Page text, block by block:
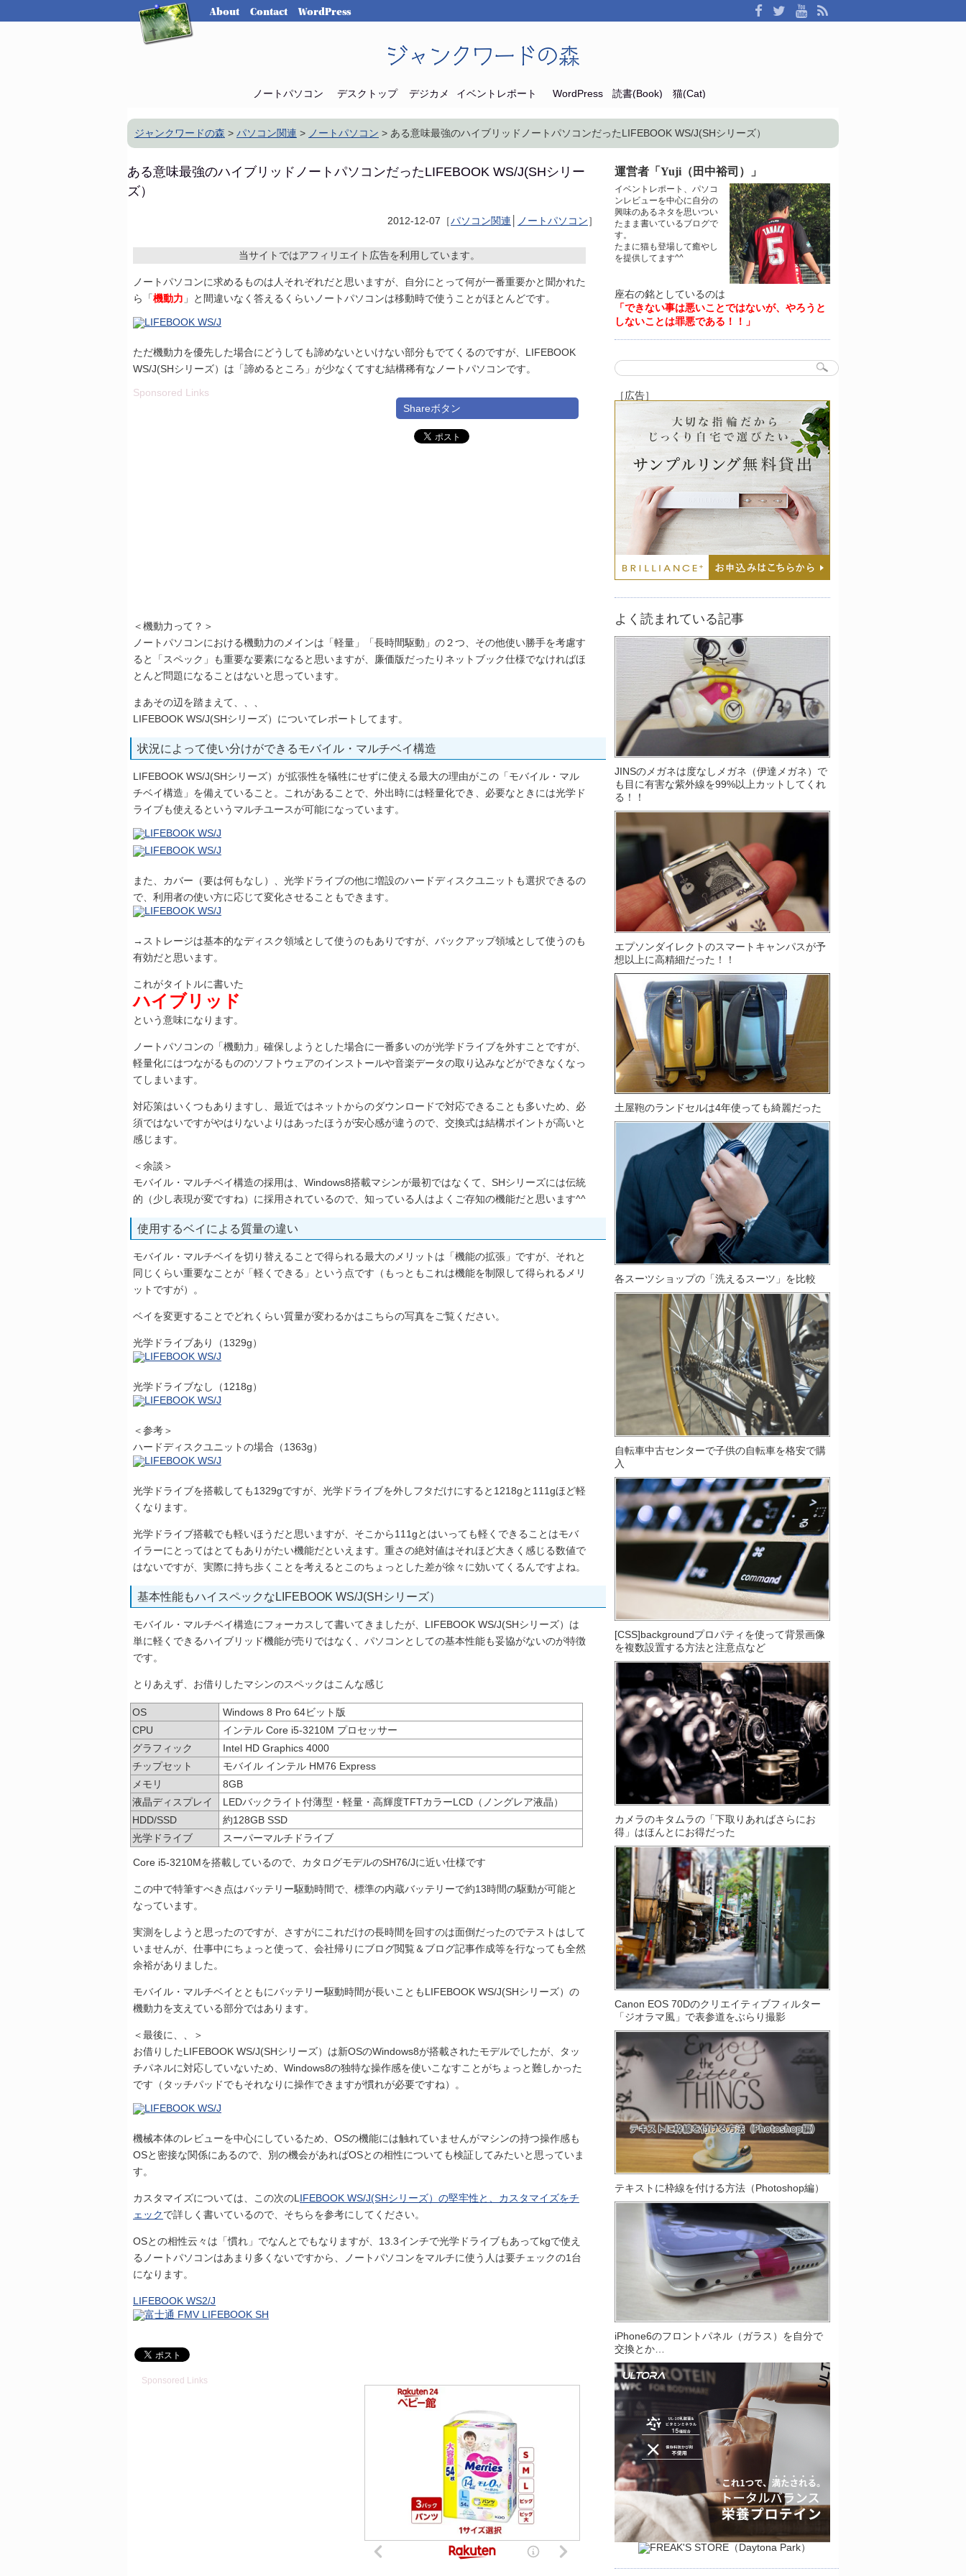
About Contact WordPress
ジャンクワードの森
ノートパソコン デスクトップ デジカメ イベントレポート WordPress 読書(Book) 猫(Cat)
ジャンクワードの森 > パソコン関連 > ノートパソコン > ある意味最強のハイブリッドノートパソコンだったLIFEBOOK WS/J(SHシリーズ）
ある意味最強のハイブリッドノートパソコンだったLIFEBOOK WS/J(SHシリー
ズ）
2012-12-07［パソコン関連 ノートパソコン］
当サイトではアフィリエイト広告を利用しています。
ノートパソコンに求めるものは人それぞれだと思いますが、自分にとって何が一番重要かと聞かれた
ら「機動力 」と間違いなく答えるくらいノートパソコンは移動時で使うことがほとんどです。
ただ機動力を優先した場合にどうしても諦めないといけない部分もでてくるのですが、LIFEBOOK
WS/J(SHシリーズ）は「諦めるところ」が少なくてすむ結構稀有なノートパソコンです。
Sponsored Links
Shareボタン
＜機動力って？＞
ノートパソコンにおける機動力のメインは「軽量」「長時間駆動」の２つ、その他使い勝手を考慮す
ると「スペック」も重要な要素になると思いますが、廉価版だったりネットブック仕様でなければほ
とんど問題になることはないと思っています。
まあその辺を踏まえて、、、
LIFEBOOK WS/J(SHシリーズ）についてレポートしてます。
状況によって使い分けができるモバイル・マルチベイ構造
LIFEBOOK WS/J(SHシリーズ）が拡張性を犠牲にせずに使える最大の理由がこの「モバイル・マル
チベイ構造」を備えていること。これがあることで、外出時には軽量化でき、必要なときには光学ド
ライブも使えるというマルチユースが可能になっています。
また、カバー（要は何もなし）、光学ドライブの他に増設のハードディスクユニットも選択できるの
で、利用者の使い方に応じて変化させることもできます。
→ストレージは基本的なディスク領域として使うのもありですが、バックアップ領域として使うのも
有効だと思います。
これがタイトルに書いた
ハイブリッド
という意味になります。
ノートパソコンの「機動力」確保しようとした場合に一番多いのが光学ドライブを外すことですが、
軽量化にはつながるもののソフトウェアのインストールや音楽データの取り込みなどができなくなっ
てしまいます。
対応策はいくつもありますし、最近ではネットからのダウンロードで対応できることも多いため、必
須ではないですがやはりないよりはあったほうが安心感が違うので、交換式は結構ポイントが高いと
感じます。
＜余談＞
モバイル・マルチベイ構造の採用は、Windows8搭載マシンが最初ではなくて、SHシリーズには伝統
的（少し表現が変ですね）に採用されているので、知っている人はよくご存知の機能だと思います^^
使用するベイによる質量の違い
モバイル・マルチベイを切り替えることで得られる最大のメリットは「機能の拡張」ですが、それと
同じくらい重要なことが「軽くできる」という点です（もっともこれは機能を制限して得られるメリ
ットですが）。
ベイを変更することでどれくらい質量が変わるかはこちらの写真をご覧ください。
光学ドライブあり（1329g）
光学ドライブなし（1218g）
＜参考＞
ハードディスクユニットの場合（1363g）
光学ドライブを搭載しても1329gですが、光学ドライブを外しフタだけにすると1218gと111gほど軽
くなります。
光学ドライブ搭載でも軽いほうだと思いますが、そこから111gとはいっても軽くできることはモバ
イラーにとってはとてもありがたい機能だといえます。重さの絶対値はそれほど大きく感じる数値で
はないですが、実際に持ち歩くことを考えるとこのちょっとした差が徐々に効いてくるんですよね。
基本性能もハイスペックなLIFEBOOK WS/J(SHシリーズ）
モバイル・マルチベイ構造にフォーカスして書いてきましたが、LIFEBOOK WS/J(SHシリーズ）は
単に軽くできるハイブリッド機能が売りではなく、パソコンとしての基本性能も妥協がないのが特徴
です。
とりあえず、お借りしたマシンのスペックはこんな感じ
OS
Windows 8 Pro 64ビット版
CPU
インテル Core i5-3210M プロセッサー
グラフィック
Intel HD Graphics 4000
チップセット
モバイル インテル HM76 Express
メモリ
8GB
液晶ディスプレイ
LEDバックライト付薄型・軽量・高輝度TFTカラーLCD（ノングレア液晶）
HDD/SSD
約128GB SSD
光学ドライブ
スーパーマルチドライブ
Core i5-3210Mを搭載しているので、カタログモデルのSH76/Jに近い仕様です
この中で特筆すべき点はバッテリー駆動時間で、標準の内蔵バッテリーで約13時間の駆動が可能と
なっています。
実測をしようと思ったのですが、さすがにこれだけの長時間を回すのは面倒だったのでテストはして
いませんが、仕事中にちょっと使って、会社帰りにブログ閲覧＆ブログ記事作成等を行なっても全然
余裕がありました。
モバイル・マルチベイとともにバッテリー駆動時間が長いこともLIFEBOOK WS/J(SHシリーズ）の
機動力を支えている部分ではあります。
＜最後に、、＞
お借りしたLIFEBOOK WS/J(SHシリーズ）は新OSのWindows8が搭載されたモデルでしたが、タッ
チパネルに対応していないため、Windows8の独特な操作感を使いこなすことがちょっと難しかった
です（タッチパッドでもそれなりに操作できますが慣れが必要ですね）。
機械本体のレビューを中心にしているため、OSの機能には触れていませんがマシンの持つ操作感も
OSと密接な関係にあるので、別の機会があればOSとの相性についても検証してみたいと思っていま
す。
カスタマイズについては、この次のL IFEBOOK WS/J(SHシリーズ）の堅牢性と、カスタマイズをチ
ェックで詳しく書いているので、そちらを参考にしてください。
OSとの相性云々は「慣れ」でなんとでもなりますが、13.3インチで光学ドライブもあってkgで使え
るノートパソコンはあまり多くないですから、ノートパソコンをマルチに使う人は要チェックの1台
になります。
LIFEBOOK WS2/J
Sponsored Links
運営者「Yuji（田中裕司）」
イベントレポート、パソコ
ンレビューを中心に自分の
興味のあるネタを思いつい
たまま書いているブログで
す。
たまに猫も登場して癒やし
を提供してます^^
座右の銘としているのは
「できない事は悪いことではないが、やろうと
しないことは罪悪である！！」
［広告］
よく読まれている記事
JINSのメガネは度なしメガネ（伊達メガネ）で
も目に有害な紫外線を99%以上カットしてくれ
る！！
エプソンダイレクトのスマートキャンパスが予
想以上に高精細だった！！
土屋鞄のランドセルは4年使っても綺麗だった
各スーツショップの「洗えるスーツ」を比較
自転車中古センターで子供の自転車を格安で購
入
[CSS]backgroundプロパティを使って背景画像
を複数設置する方法と注意点など
カメラのキタムラの「下取りあればさらにお
得」はほんとにお得だった
Canon EOS 70Dのクリエイティブフィルター
「ジオラマ風」で表参道をぶらり撮影
テキストに枠線を付ける方法（Photoshop編）
iPhone6のフロントパネル（ガラス）を自分で
交換とか…